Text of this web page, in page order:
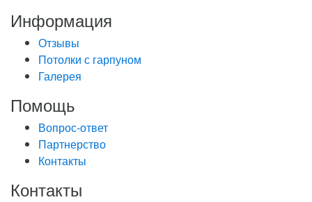
Информация
Отзывы
Потолки с гарпуном
Галерея
Помощь
Вопрос-ответ
Партнерство
Контакты
Контакты